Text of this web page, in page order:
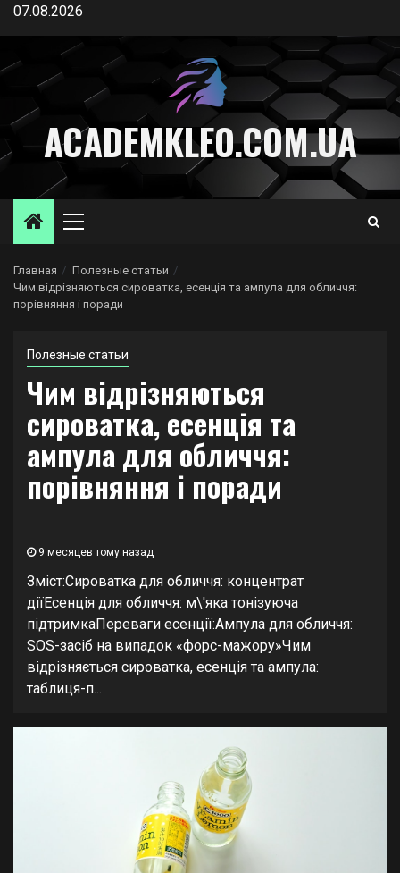
Перейти
содержимому
07.08.2026
ACADEMKLEO.COM.UA
Основное
Главная
Полезные статьи
Чим відрізняються сироватка, есенція та ампула для обличчя:
порівняння і поради
Полезные статьи
Чим відрізняються
сироватка, есенція та
ампула для обличчя:
порівняння і поради
9 месяцев тому назад
Зміст:Сироватка для обличчя: концентрат
діїЕсенція для обличчя: м\'яка тонізуюча
підтримкаПереваги есенції:Ампула для обличчя:
SOS-засіб на випадок «форс-мажору»Чим
відрізняється сироватка, есенція та ампула:
таблиця-п...